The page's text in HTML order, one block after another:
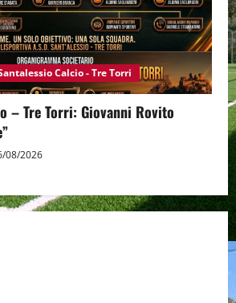
Calcio - Tre Torri
– Tre Torri: Giovanni Rovito
08/2026